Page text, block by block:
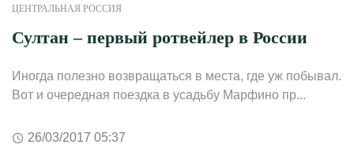
ЦЕНТРАЛЬНАЯ РОССИЯ
Султан – первый ротвейлер в России
Иногда полезно возвращаться в места, где уж побывал.
Вот и очередная поездка в усадьбу Марфино пр...
26/03/2017 05:37